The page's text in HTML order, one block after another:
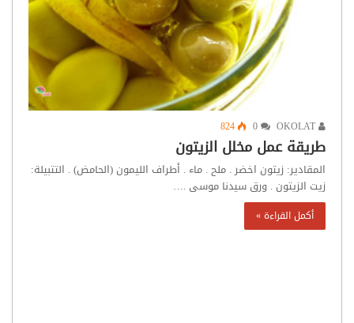
824
طريقة عمل مخلل الزيتون
المقادير: زيتون اخضر . ملح . ماء . أطراف الليمون (الحامض) . التتبيلة:
زيت الزيتون . ورق سيدنا موسى .…
أكمل القراءة »